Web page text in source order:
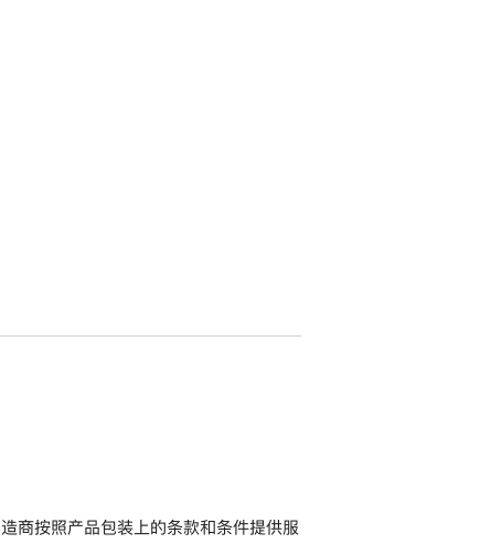
商按照产品包装上的条款和条件提供服